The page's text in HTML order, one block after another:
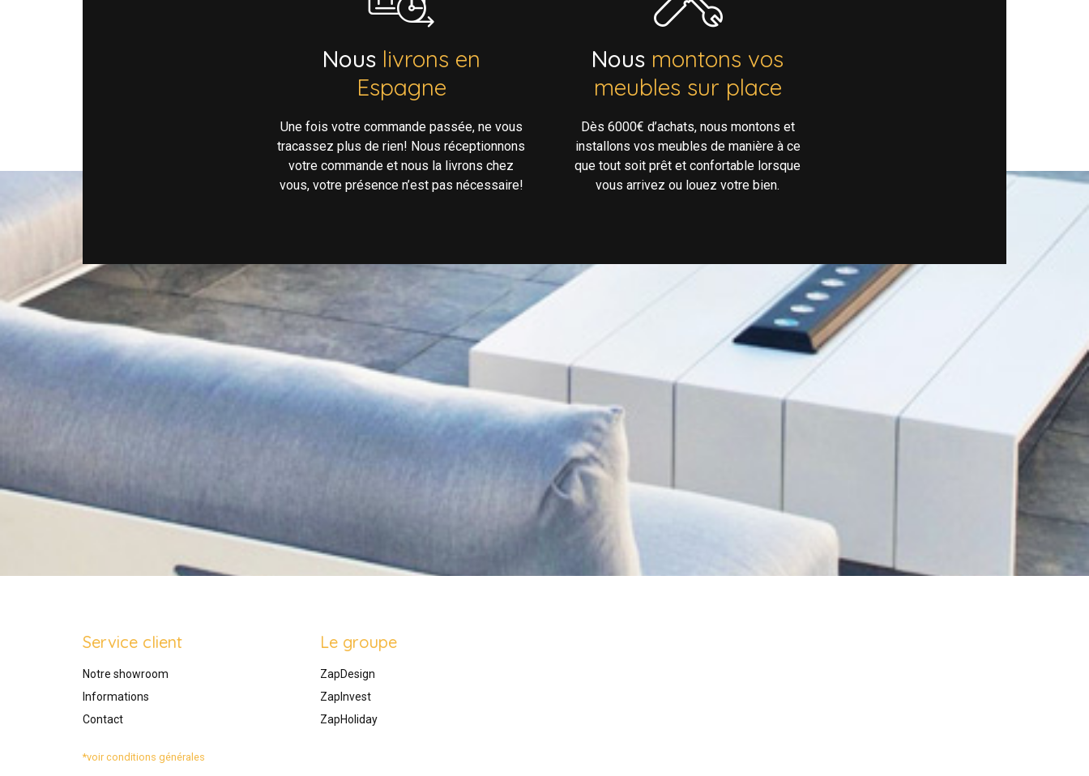
Nous livrons en
Espagne
Une fois votre commande passée, ne vous
tracassez plus de rien! Nous réceptionnons
votre commande et nous la livrons chez
vous, votre présence n’est pas nécessaire!
Nous montons vos
meubles sur place
Dès 6000€ d’achats, nous montons et
installons vos meubles de manière à ce
que tout soit prêt et confortable lorsque
vous arrivez ou louez votre bien.
Service client
Notre showroom
Informations
Contact
Le groupe
ZapDesign
ZapInvest
ZapHoliday
*voir conditions générales